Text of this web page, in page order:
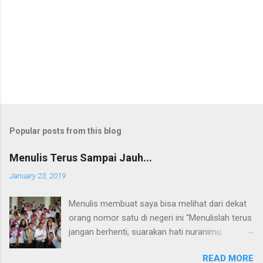
Popular posts from this blog
Menulis Terus Sampai Jauh...
January 23, 2019
Menulis membuat saya bisa melihat dari dekat
orang nomor satu di negeri ini “Menulislah terus
jangan berhenti, suarakan hati nuranimu.
membela dirinya sendiri, biarlah tulisanmu itu
READ MORE